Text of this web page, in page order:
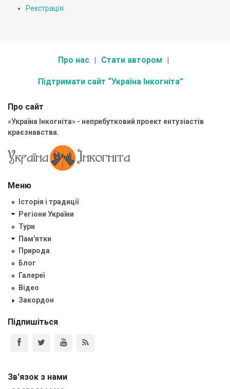
Реєстрація
Про нас Стати автором
Підтримати сайт “Україна Інкогніта”
Про сайт
«Україна Інкогніта» - неприбутковий проект ентузіастів
краєзнавства.
Меню
Історія і традиції
Регіони України
Тури
Пам'ятки
Природа
Блог
Галереї
Відео
Закордон
Підпишіться
Зв'язок з нами